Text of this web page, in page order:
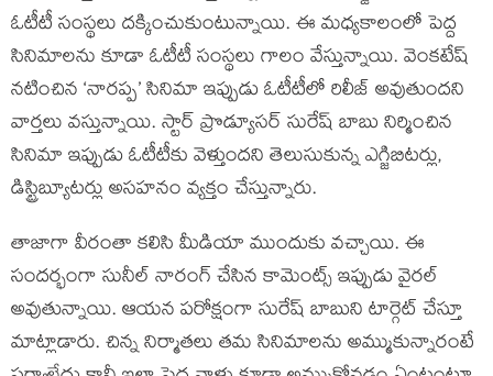
ఓటీటీ సంస్థలు దక్కించుకుంటున్నాయి. ఈ మధ్యకాలంలో పెద్ద
సినిమాలను కూడా ఓటీటీ సంస్థలు గాలం వేస్తున్నాయి. వెంకటేష్
నటించిన ‘నారప్ప’ సినిమా ఇప్పుడు ఓటీటీలో రిలీజ్ అవుతుందని
వార్తలు వస్తున్నాయి. స్టార్ ప్రొడ్యూసర్ సురేష్ బాబు నిర్మించిన
సినిమా ఇప్పుడు ఓటీటీకు వెళ్తుందని తెలుసుకున్న ఎగ్జిబిటర్లు,
డిస్ట్రిబ్యూటర్లు అసహనం వ్యక్తం చేస్తున్నారు.
తాజాగా వీరంతా కలిసి మీడియా ముందుకు వచ్చాయి. ఈ
సందర్భంగా సునీల్ నారంగ్ చేసిన కామెంట్స్ ఇప్పుడు వైరల్
అవుతున్నాయి. ఆయన పరోక్షంగా సురేష్ బాబుని టార్గెట్ చేస్తూ
మాట్లాడారు. చిన్న నిర్మాతలు తమ సినిమాలను అమ్ముకున్నారంటే